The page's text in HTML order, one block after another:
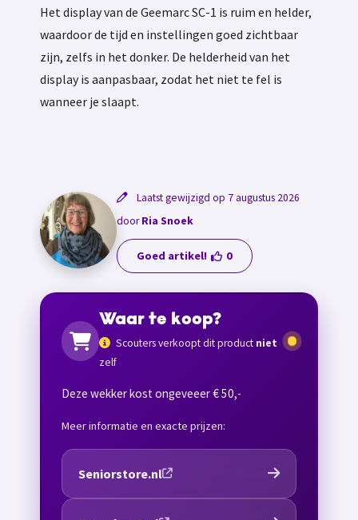
Het display van de Geemarc SC-1 is ruim en helder,
waardoor de tijd en instellingen goed zichtbaar
zijn, zelfs in het donker. De helderheid van het
display is aanpasbaar, zodat het niet te fel is
wanneer je slaapt.
Laatst gewijzigd op 7 augustus 2026
doorRia Snoek
Goed artikel! 0
Waar te koop?
Scouters verkoopt dit product niet
zelf
Deze wekker kost ongeveeer € 50,-
Meer informatie en exacte prijzen:
Seniorstore.nl